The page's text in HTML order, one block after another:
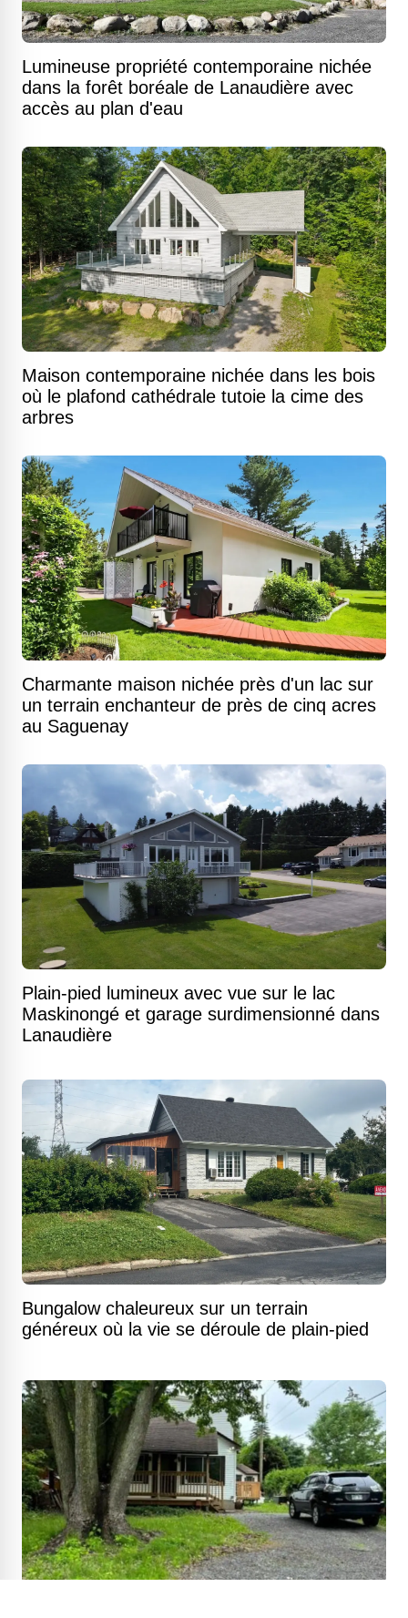
Lumineuse propriété contemporaine nichée
dans la forêt boréale de Lanaudière avec
accès au plan d'eau
Maison contemporaine nichée dans les bois
où le plafond cathédrale tutoie la cime des
arbres
Charmante maison nichée près d'un lac sur
un terrain enchanteur de près de cinq acres
au Saguenay
Plain-pied lumineux avec vue sur le lac
Maskinongé et garage surdimensionné dans
Lanaudière
Bungalow chaleureux sur un terrain
généreux où la vie se déroule de plain-pied